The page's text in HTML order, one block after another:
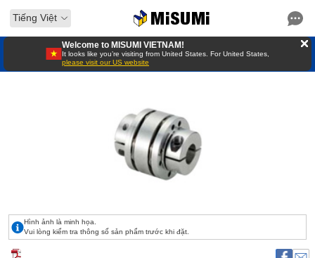
Tiếng Việt
Welcome to MISUMI VIETNAM!
It looks like you’re visiting from United States. For United States,
please visit our US website
Hình ảnh là minh họa.
Vui lòng kiểm tra thông số sản phẩm trước khi đặt.